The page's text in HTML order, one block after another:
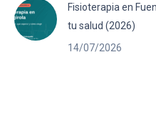
Fisioterapia en
tu salud (2026)
14/07/2026